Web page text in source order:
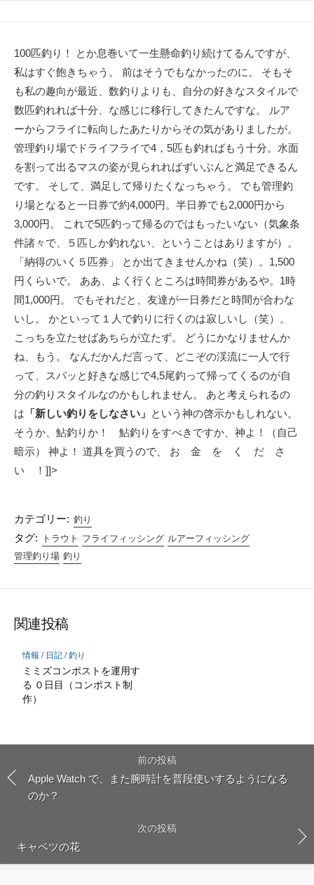
100匹釣り！ とか息巻いて一生懸命釣り続けてるんですが、
私はすぐ飽きちゃう。 前はそうでもなかったのに。 そもそ
も私の趣向が最近、数釣りよりも、自分の好きなスタイルで
数匹釣れれば十分、な感じに移行してきたんですな。 ルア
ーからフライに転向したあたりからその気がありましたが。
管理釣り場でドライフライで4，5匹も釣ればもう十分。水面
を割って出るマスの姿が見られればずいぶんと満足できるん
です。 そして、満足して帰りたくなっちゃう。 でも管理釣
り場となると一日券で約4,000円。半日券でも2,000円から
3,000円。 これで5匹釣って帰るのではもったいない（気象条
件諸々で、５匹しか釣れない、ということはありますが）。
「納得のいく５匹券」 とか出てきませんかね（笑）。1,500
円くらいで。 ああ、よく行くところは時間券があるや。1時
間1,000円。 でもそれだと、友達が一日券だと時間が合わな
いし。 かといって１人で釣りに行くのは寂しいし（笑）。
こっちを立たせばあちらが立たず。 どうにかなりませんか
ね、もう。 なんだかんだ言って、どこぞの渓流に一人で行
って、スパッと好きな感じで4,5尾釣って帰ってくるのが自
分の釣りスタイルなのかもしれません。 あと考えられるの
は 「新しい釣りをしなさい」 という神の啓示かもしれない。
そうか、鮎釣りか！ 鮎釣りをすべきですか、神よ！（自己
暗示） 神よ！ 道具を買うので、 お 金 を く だ さ
い ！]]>
カテゴリー: 釣り
タグ: トラウト フライフィッシング ルアーフィッシング
管理釣り場 釣り
関連投稿
情報 / 日記/釣り
ミミズコンポストを運用す
る ０日目（コンポスト制
作）
前の投稿
Apple Watch で、また腕時計を普段使いするようになる
のか？
次の投稿
キャベツの花